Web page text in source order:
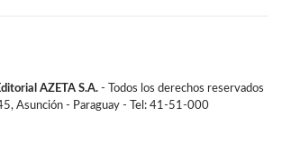
AZETA S.A. - Todos los derechos reservados
Asunción - Paraguay - Tel: 41-51-000